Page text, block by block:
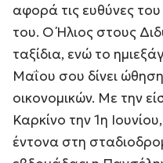
αφορά τις ευθύνες
του. Ο Ήλιος στους
ταξίδια, ενώ το
Μαΐου σου δίνει
οικονομικών. Με την
Καρκίνο την 1η
έντονα στη